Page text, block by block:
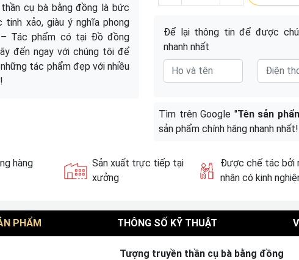
cụ bà bằng đồng là bức
xảo, giàu ý nghĩa phong
Tác phẩm có tại Đồ đồng
đến ngay với chúng tôi để
tác phẩm đẹp với nhiều
Để lại thông tin để được
nhanh nhất
Tìm trên Google "Tên sản
sản phẩm chính hãng nhanh nhất!
hàng
Sản xuất trực tiếp tại
xưởng
Được chế tác bởi
nhân có kinh
PHẨM THÔNG SỐ KỸ THUẬT
Tượng truyền thần cụ bà bằng đồng